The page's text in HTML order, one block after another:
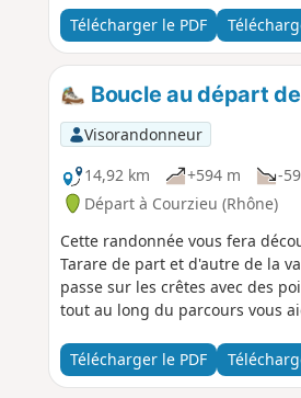
Télécharger le PDF
Boucle au départ
Visorandonneur
14,92 km
+594 m -
Départ à Courzieu (Rhône)
Cette randonnée vous fera
Tarare de part et d'autre de la
passe sur les crêtes avec des
tout au long du parcours vous
Télécharger le PDF